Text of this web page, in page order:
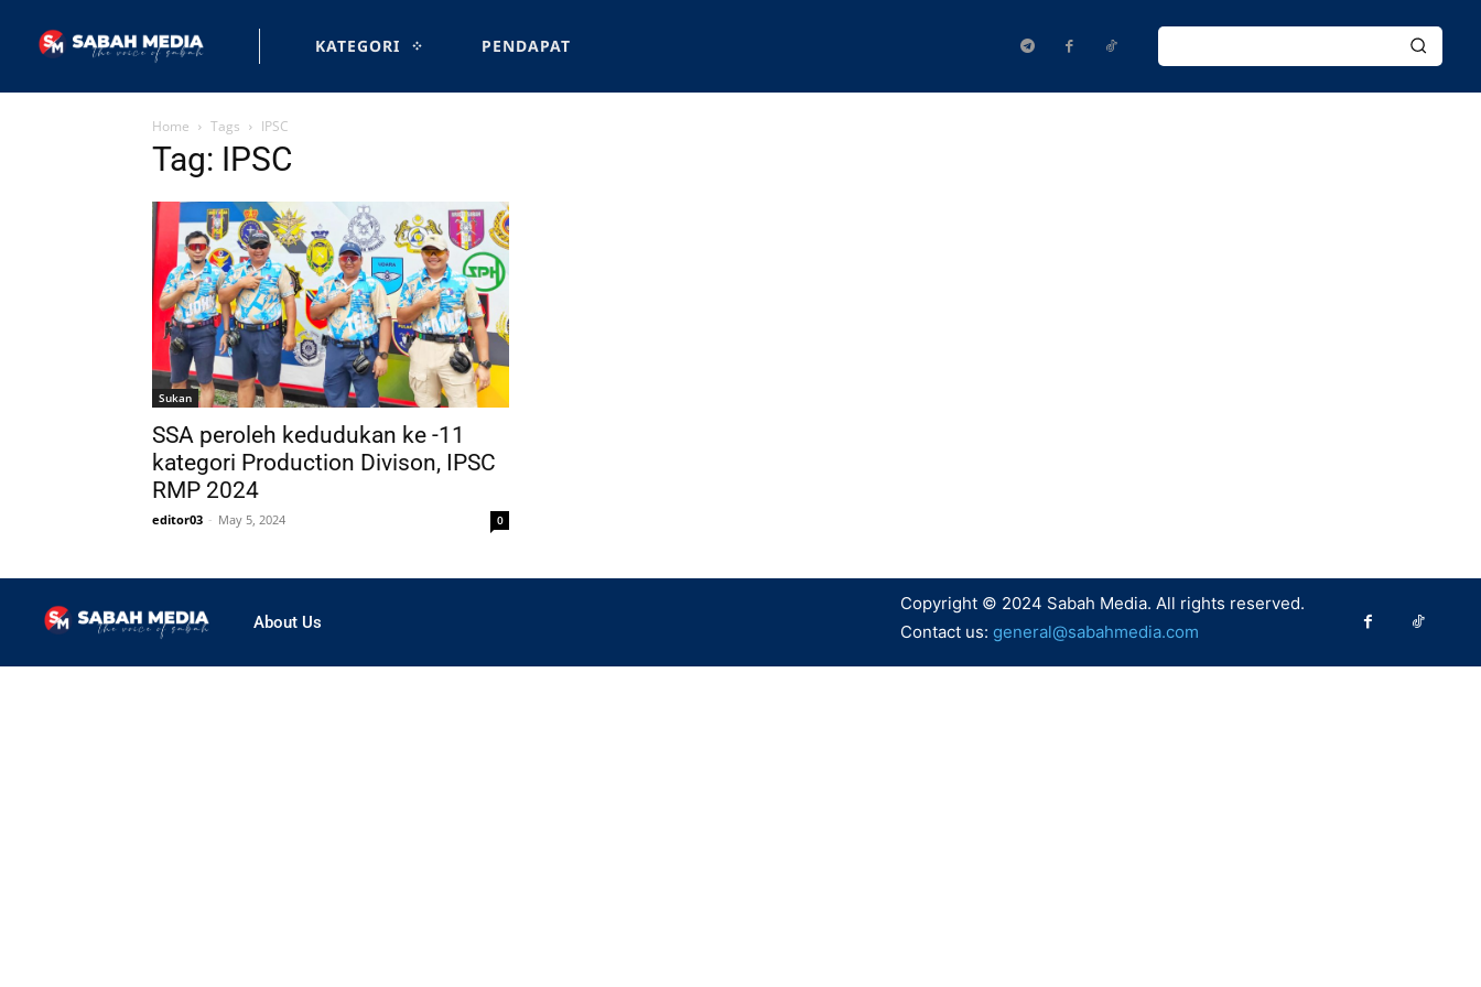
KATEGORI PENDAPAT
Home Tags IPSC
Tag: IPSC
Sukan
SSA peroleh kedudukan ke -11
kategori Production Divison, IPSC
RMP 2024
editor03 - May 5, 2024 0
About Us
Copyright © 2024 Sabah Media. All rights reserved.
Contact us: general@sabahmedia.com